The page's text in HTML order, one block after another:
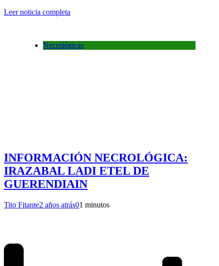
Leer noticia completa
Necrológicas
INFORMACIÓN NECROLÓGICA:
IRAZABAL LADI ETEL DE
GUERENDIAIN
Tito Fitante2 años atrás01 minutos